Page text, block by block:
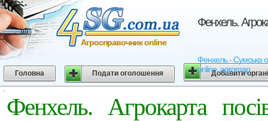
Фенхель.
Фенхель - Сумська
online, agromap
Агросправочник online
Головна Подати оголошення Добавити
Фенхель. Агрокарта